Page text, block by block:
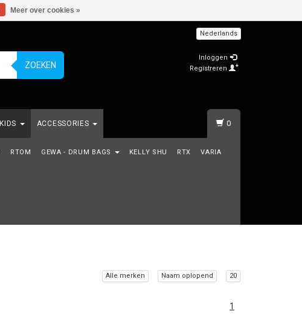
ZOEKEN
Nederlands
Inloggen
Registreren
KIDS ACCESSORIES
RTOM GEWA - DRUM BAGS KELLY SHU RTX VARIA
0
Alle merken Naam oplopend 20
1
Meer over cookies »